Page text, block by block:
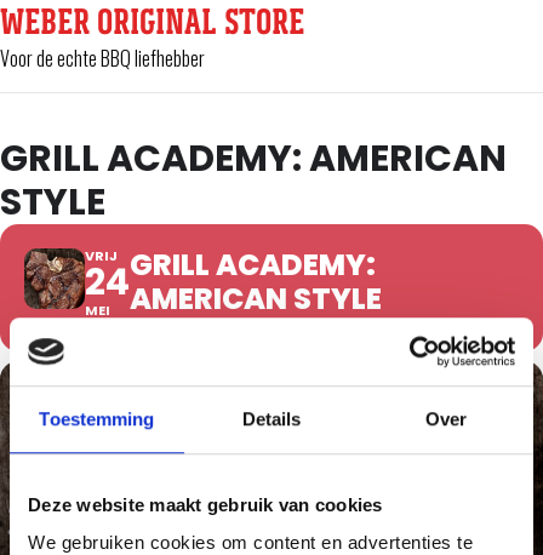
Toestemming Details Over
Deze website maakt gebruik van cookies
We gebruiken cookies om content en advertenties te
WEBER ORIGINAL STORE
Voor de echte BBQ liefhebber
GRILL ACADEMY: AMERICAN
STYLE
VRIJ
24
MEI
GRILL ACADEMY:
AMERICAN STYLE